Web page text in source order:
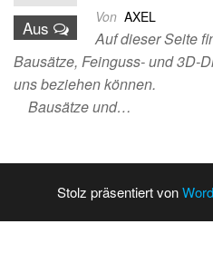
Aus Von AXEL
Auf dieser Seite
Bausätze, Feinguss- und 3D-
uns beziehen können.
Bausätze und…
Stolz präsentiert von